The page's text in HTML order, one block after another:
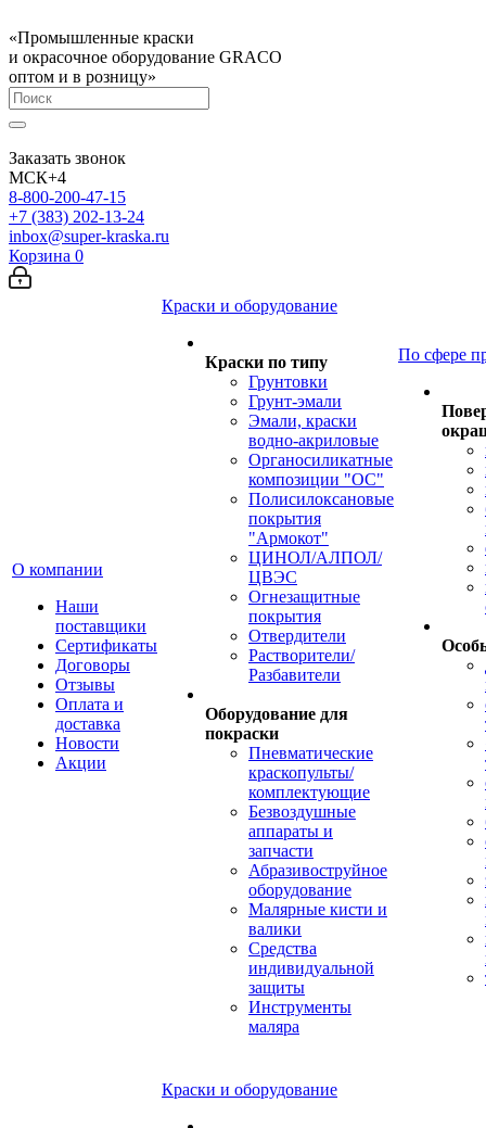
«Промышленные краски
и окрасочное оборудование GRACO
оптом и в розницу»
Заказать звонок
МСК+4
8-800-200-47-15
+7 (383) 202-13-24
inbox@super-kraska.ru
Корзина 0
О компании
Наши
поставщики
Сертификаты
Договоры
Отзывы
Оплата и
доставка
Новости
Акции
Краски и оборудование
Краски по типу
Грунтовки
Грунт-эмали
Эмали, краски
водно-акриловые
Органосиликатные
композиции "ОС"
Полисилоксановые
покрытия
"Армокот"
ЦИНОЛ/АЛПОЛ/
ЦВЭС
Огнезащитные
покрытия
Отвердители
Растворители/
Разбавители
Оборудование для
покраски
Пневматические
краскопульты/
комплектующие
Безвоздушные
аппараты и
запчасти
Абразивоструйное
оборудование
Малярные кисти и
валики
Средства
индивидуальной
защиты
Инструменты
маляра
По сфере
Краски и оборудование